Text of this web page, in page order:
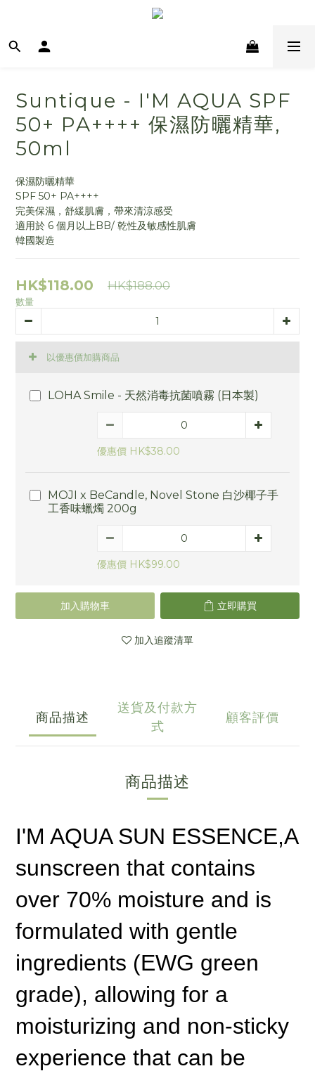
Suntique - I'M AQUA SPF
50+ PA++++ 保濕防曬精華,
50ml
保濕防曬精華
SPF 50+ PA++++
完美保濕，舒緩肌膚，帶來清涼感受
適用於 6 個月以上BB/ 乾性及敏感性肌膚
韓國製造
HK$118.00 HK$188.00
數量
以優惠價加購商品
LOHA Smile - 天然消毒抗菌噴霧 (日本製)
優惠價 HK$38.00
MOJI x BeCandle, Novel Stone 白沙椰子手
工香味蠟燭 200g
優惠價 HK$99.00
加入購物車 立即購買
加入追蹤清單
商品描述
送貨及付款方
式
顧客評價
商品描述
I'M AQUA SUN ESSENCE,A
sunscreen that contains
over 70% moisture and is
formulated with gentle
ingredients (EWG green
grade), allowing for a
moisturizing and non-sticky
experience that can be